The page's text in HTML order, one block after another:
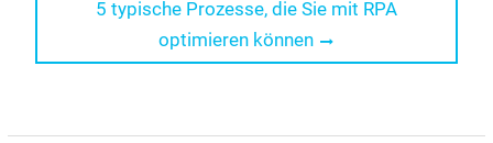
Next
5 typische Prozesse, die Sie mit RPA
optimieren können